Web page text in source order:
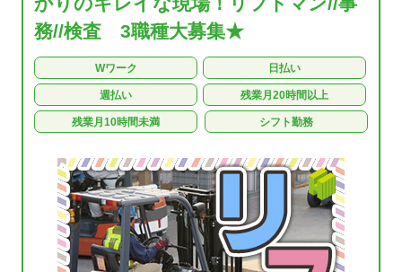
務//検査 3職種大募集★
Wワーク 日払い
週払い 残業月20時間以上
残業月10時間未満 シフト勤務